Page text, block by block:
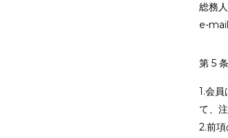
総務
e-
第 5
1.会
て、
2.前